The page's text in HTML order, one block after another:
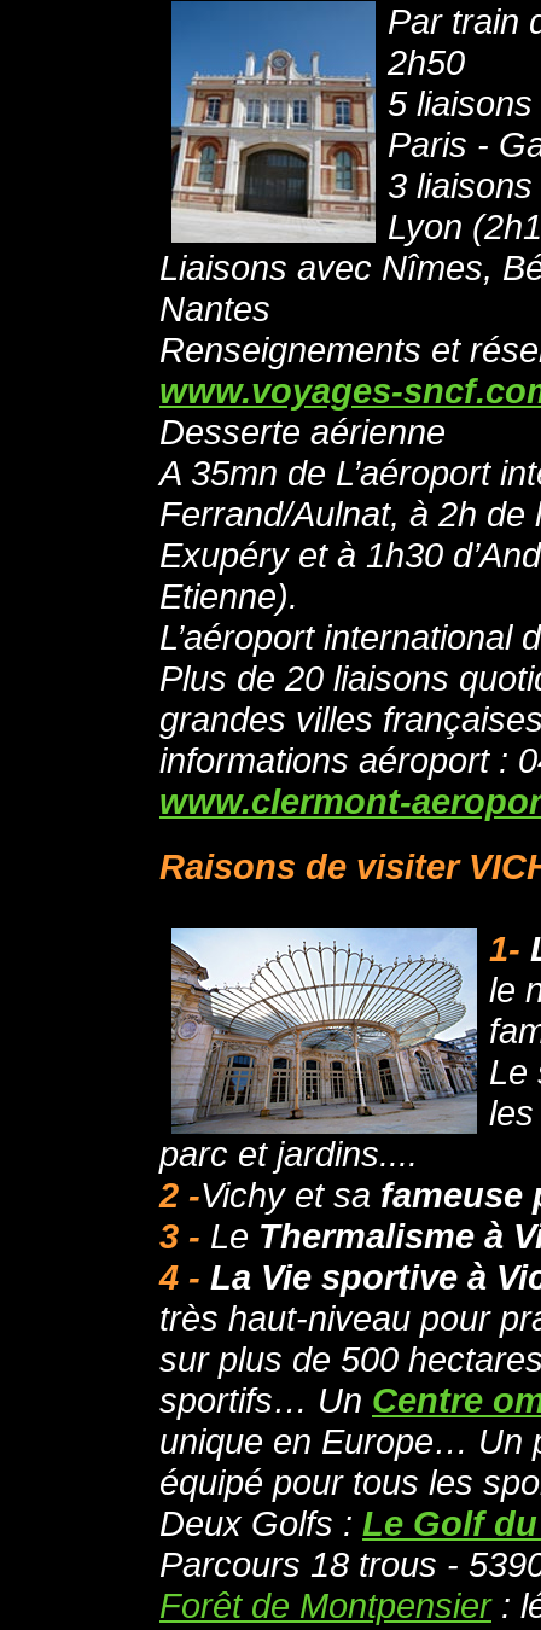
Par train
2h50
5
Paris -
3
Lyon
Liaisons avec Nîmes,
Nantes
Renseignements et
www.voyages-
Desserte aérienne
A 35mn de L’aéroport
Ferrand/Aulnat, à 2h de
Exupéry et à 1h30
Etienne).
L’aéroport international
Plus de 20 liaisons
grandes villes
informations aéroport :
www.clermont-
Raisons de visiter
1-
le
Le
parc et jardins....
2 -Vichy et sa fameuse
3 - Le Thermalisme à
4 - La Vie sportive à
très haut-niveau pour
sur plus de 500
sportifs… Un Centre
unique en Europe… Un
équipé pour tous les
Deux Golfs : Le Golf
Parcours 18 trous -
Forêt de Montpensier: